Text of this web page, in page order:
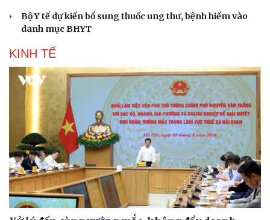
Bộ Y tế dự kiến bổ sung thuốc ung thư, bệnh hiếm vào
danh mục BHYT
KINH TẾ